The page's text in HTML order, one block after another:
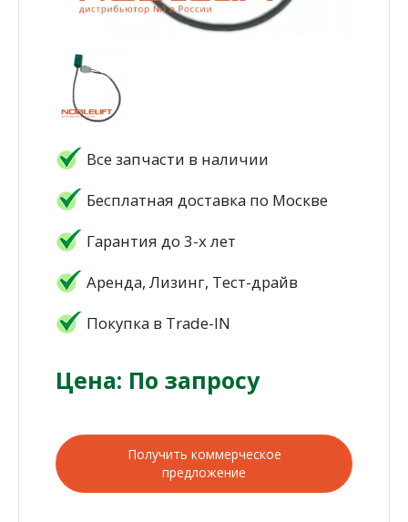
Все запчасти в наличии
Бесплатная доставка по Москве
Гарантия до 3-х лет
Аренда, Лизинг, Тест-драйв
Покупка в Trade-IN
Цена: По запросу
Получить коммерческое
предложение